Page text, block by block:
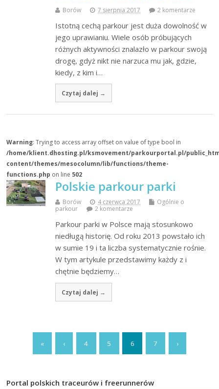
Borów 7 sierpnia 2017 2 komentarze
Istotną cechą parkour jest duża dowolność w
jego uprawianiu. Wiele osób próbujących
różnych aktywności znalazło w parkour swoją
drogę, gdyż nikt nie narzuca mu jak, gdzie,
kiedy, z kim i…
Czytaj dalej →
Warning: Trying to access array offset on value of type bool in
/home/klient.dhosting.pl/ksmovement/parkourportal.pl/
content/themes/mesocolumn/lib/functions/theme-
functions.php on line 502
Polskie parkour parki
Borów 4 czerwca 2017
Ogólnie o
parkour
2 komentarze
Parkour parki w Polsce mają stosunkowo
niedługą historię. Od roku 2013 powstało ich
w sumie 19 i ta liczba systematycznie rośnie.
W tym artykule przedstawimy każdy z i
chętnie będziemy…
Czytaj dalej →
« ‹ 4 5 6 7 ›
Portal polskich traceurów i freerunnerów